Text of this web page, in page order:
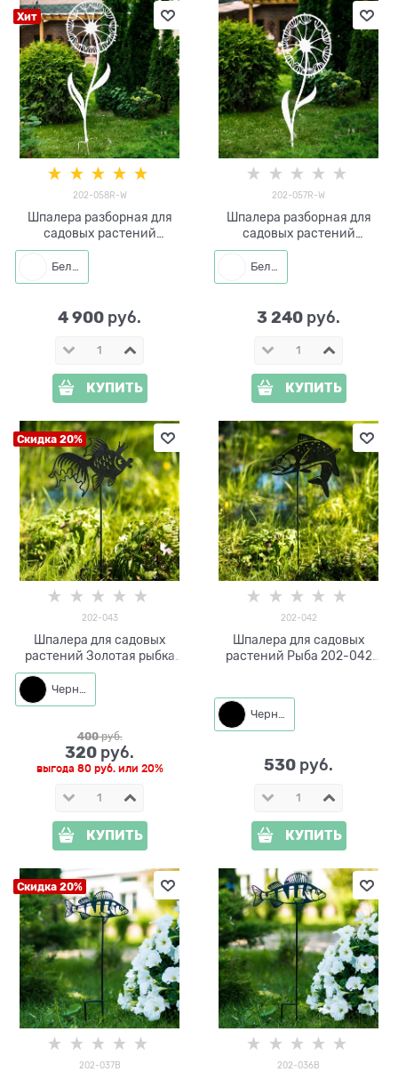
Хит
202-058R-W
Шпалера разборная для
садовых растений
Одуванчик 202-058R-W
Белый
4 900 руб.
КУПИТЬ
202-057R-W
Шпалера разборная для
садовых растений
Одуванчик 202-057R-W
Белый
3 240 руб.
КУПИТЬ
Скидка 20%
202-043
Шпалера для садовых
растений Золотая рыбка
202-043 h=48 см
Черный
400 руб.
320 руб.
выгода 80 руб.или 20%
КУПИТЬ
202-042
Шпалера для садовых
растений Рыба 202-042
Черный
530 руб.
КУПИТЬ
Скидка 20%
202-037B 202-036B